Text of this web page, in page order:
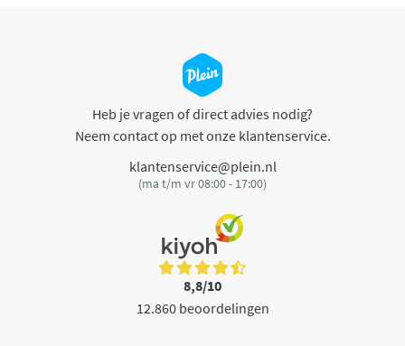
Heb je vragen of direct advies nodig?
Neem contact op met onze klantenservice.
klantenservice@plein.nl
(ma t/m vr 08:00 - 17:00)
8,8/10
12.860 beoordelingen